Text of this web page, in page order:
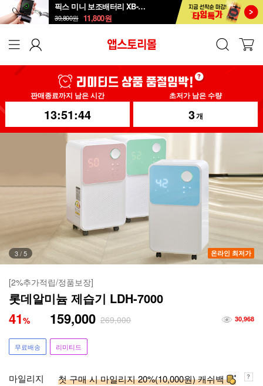
픽스 미니 보조배터리 XB-504
39,800원 11,800원
판매종료까지 남은 시간
13:51:41
초저가 남은 수량
3개
4/5 온라인 최저가
[2%추가적립/정품보장]
롯데알미늄 제습기 LDH-7000
41% 159,000 269,000 30,968
무료배송 리미티드
마일리지 첫 구매 시 마일리지 20%(10,000원) 캐쉬백